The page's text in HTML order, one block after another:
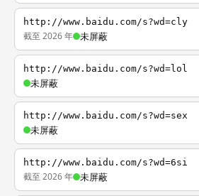
http://www.baidu.com/s?wd=cly
截至 2026 年 未屏蔽
http://www.baidu.com/s?wd=lol
未屏蔽
http://www.baidu.com/s?wd=sex
未屏蔽
http://www.baidu.com/s?wd=6si
截至 2026 年 未屏蔽